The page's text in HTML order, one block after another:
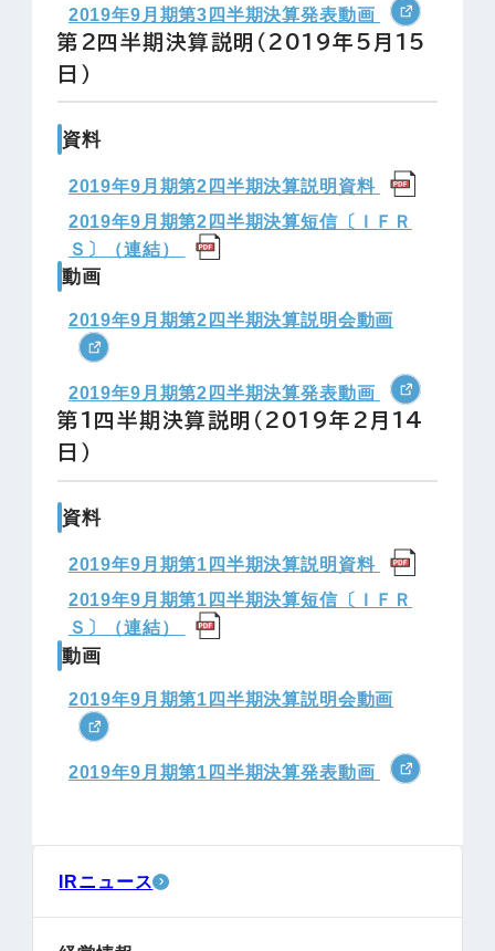
2019年9月期第3四半期決算発表動画
第2四半期決算説明（2019年5月15
日）
資料
2019年9月期第2四半期決算説明資料
2019年9月期第2四半期決算短信〔ＩＦＲ
Ｓ〕（連結）
動画
2019年9月期第2四半期決算説明会動画
2019年9月期第2四半期決算発表動画
第1四半期決算説明（2019年2月14
日）
資料
2019年9月期第1四半期決算説明資料
2019年9月期第1四半期決算短信〔ＩＦＲ
Ｓ〕（連結）
動画
2019年9月期第1四半期決算説明会動画
2019年9月期第1四半期決算発表動画
IRニュース